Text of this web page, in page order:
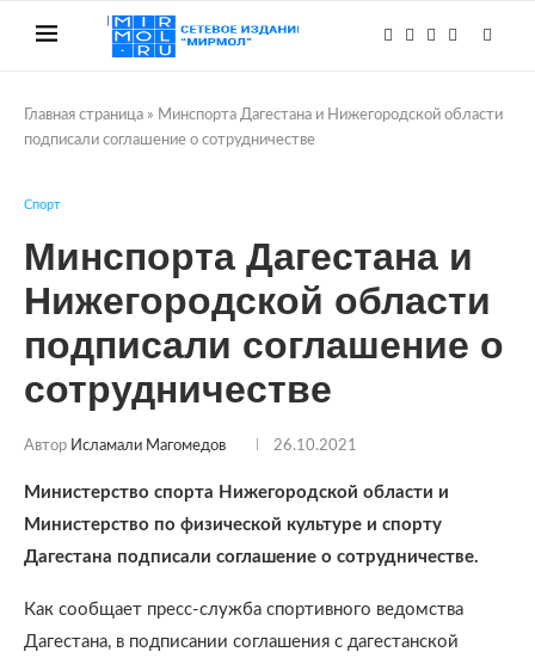
Главная страница » Минспорта Дагестана и Нижегородской области
подписали соглашение о сотрудничестве
Спорт
Минспорта Дагестана и
Нижегородской области
подписали соглашение о
сотрудничестве
Автор Исламали Магомедов 26.10.2021
Министерство спорта Нижегородской области и
Министерство по физической культуре и спорту
Дагестана подписали соглашение о сотрудничестве.
Как сообщает пресс-служба спортивного ведомства
Дагестана, в подписании соглашения с дагестанской